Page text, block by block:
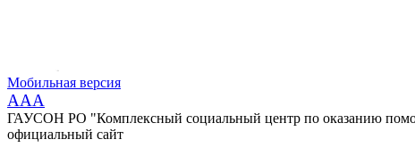
Мобильная версия
AAA
ГАУСОН РО "Комплексный социальный центр по оказанию
официальный сайт